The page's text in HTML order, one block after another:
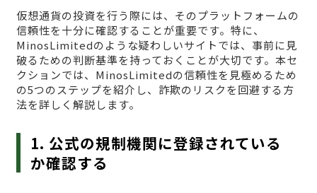
仮想通貨の投資を行う際には、そのプラットフォームの
信頼性を十分に確認することが重要です。特に、
MinosLimitedのような疑わしいサイトでは、事前に見
破るための判断基準を持っておくことが大切です。本セ
クションでは、MinosLimitedの信頼性を見極めるため
の5つのステップを紹介し、詐欺のリスクを回避する方
法を詳しく解説します。
1. 公式の規制機関に登録されている
か確認する